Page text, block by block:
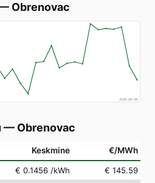
Obrenovac
2026-08-09
— Obrenovac
Keskmine €/MWh
€ 0.1456 /kWh
€ 145.59